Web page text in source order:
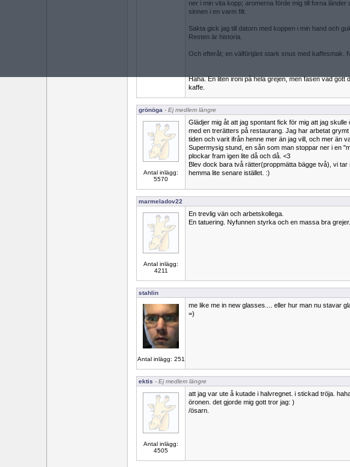
ner i min vita kopp; aromerna förde mig till forna länder
sinnen i en varm filt.
Sakta gick jag till datorn med koppen i min hand och
Resten är historia.
Och efteråt; en välförtjänt stark snus med kaffesmak.
Haha. En liten ironi på hela grejen, men fasen vad gott
kaffe.
grönöga - Ej medlem längre
Antal inlägg:
5570
Glädjer mig åt att jag spontant fick för mig att jag
med en trerätters på restaurang. Jag har arbetat
tiden och varit ifrån henne mer än jag vill, och mer än
Supermysig stund, en sån som man stoppar ner i en
plockar fram igen lite då och då. <3
Blev dock bara två rätter(proppmätta bägge två), vi tar
hemma lite senare istället. :)
marmeladov22
Antal inlägg:
4211
En trevlig vän och arbetskollega.
En tatuering. Nyfunnen styrka och en massa bra grejer.
stahlin
Antal inlägg: 251
me like me in new glasses.... eller hur man nu stavar
=)
ektis - Ej medlem längre
Antal inlägg:
4505
att jag var ute å kutade i halvregnet. i stickad tröja.
öronen. det gjorde mig gott tror jag: )
/ösarn.